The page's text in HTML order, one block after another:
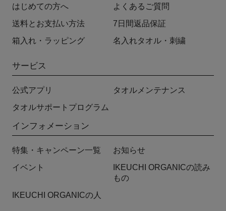
はじめての方へ よくあるご質問
送料とお支払い方法 7日間返品保証
箱入れ・ラッピング 名入れタオル・刺繍
サービス
公式アプリ タオルメンテナンス
タオルサポートプログラム
インフォメーション
特集・キャンペーン一覧 お知らせ
イベント
IKEUCHI ORGANICの読み
もの
IKEUCHI ORGANICの人